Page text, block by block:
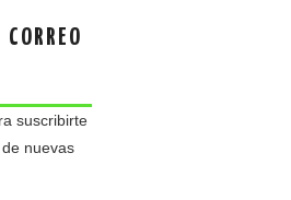
suscribirte
nuevas